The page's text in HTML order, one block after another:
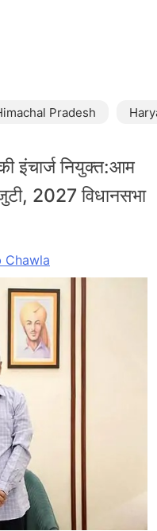
Pradesh
इंचार्ज नियुक्त:आम
2027 विधानसभा
Chawla